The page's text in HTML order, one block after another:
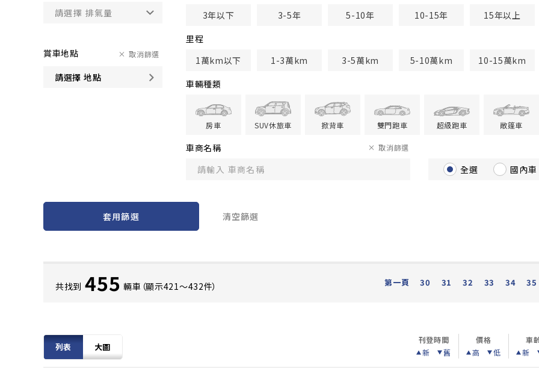
賞車地點
請選擇 地點
取消篩選
3年以下
3-5年 5-10年 10-15年
15年以上
里程
1萬km以下
1-3萬km 3-5萬km 5-10萬km
10-15萬km
車輛種類
房車 SUV休旅車 掀背車 雙門跑車 超級跑車 敞篷車
車商名稱 取消篩選
全選 國內車
套用篩選 清空篩選
共找到 455 輛車（顯示421〜432件） 第一頁 30 31 32 33 34 35
列表 大圖
刊登時間
新
舊
價格
高
低
車
新